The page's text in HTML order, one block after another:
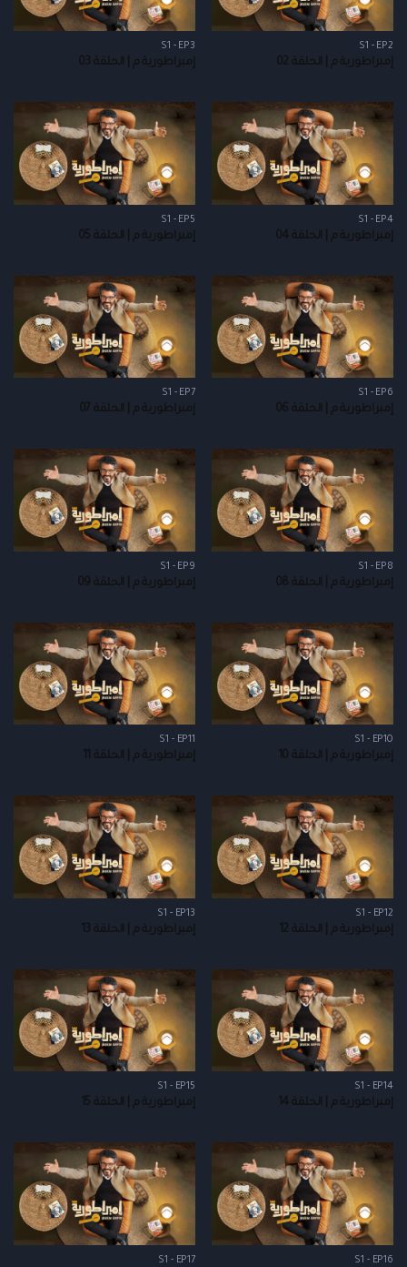
S1 - EP2
إمبراطورية م | الحلقة 02
S1 - EP3
إمبراطورية م | الحلقة 03
S1 - EP4
إمبراطورية م | الحلقة 04
S1 - EP5
إمبراطورية م | الحلقة 05
S1 - EP6
إمبراطورية م | الحلقة 06
S1 - EP7
إمبراطورية م | الحلقة 07
S1 - EP8
إمبراطورية م | الحلقة 08
S1 - EP9
إمبراطورية م | الحلقة 09
S1 - EP10
إمبراطورية م | الحلقة 10
S1 - EP11
إمبراطورية م | الحلقة 11
S1 - EP12
إمبراطورية م | الحلقة 12
S1 - EP13
إمبراطورية م | الحلقة 13
S1 - EP14
إمبراطورية م | الحلقة 14
S1 - EP15
إمبراطورية م | الحلقة 15
S1 - EP16
S1 - EP17